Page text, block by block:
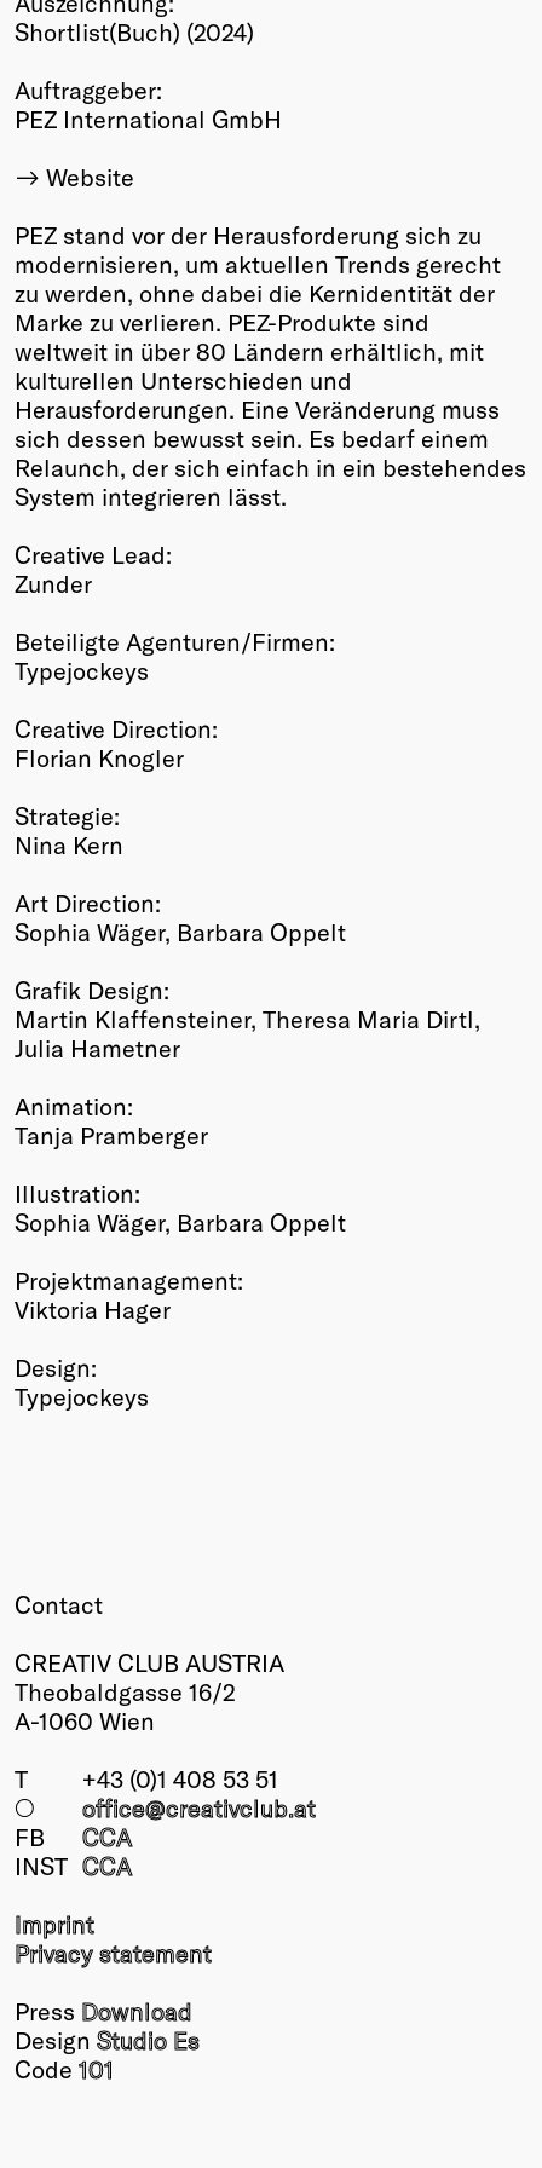
Winners
Past
Annual
Shortlist(Buch) (2024)
Auftraggeber:
PEZ International GmbH
Website
PEZ stand vor der Herausforderung sich zu
modernisieren, um aktuellen Trends gerecht
zu werden, ohne dabei die Kernidentität der
Marke zu verlieren. PEZ-Produkte sind
weltweit in über 80 Ländern erhältlich, mit
kulturellen Unterschieden und
Herausforderungen. Eine Veränderung muss
sich dessen bewusst sein. Es bedarf einem
Relaunch, der sich einfach in ein bestehendes
System integrieren lässt.
Creative Lead:
Zunder
Beteiligte Agenturen/Firmen:
Typejockeys
Creative Direction:
Florian Knogler
Strategie:
Nina Kern
Art Direction:
Sophia Wäger, Barbara Oppelt
Grafik Design:
Martin Klaffensteiner, Theresa Maria Dirtl,
Julia Hametner
Animation:
Tanja Pramberger
Illustration:
Sophia Wäger, Barbara Oppelt
Projektmanagement:
Viktoria Hager
Design:
Typejockeys
Contact
CREATIV CLUB AUSTRIA
Theobaldgasse 16/2
A-1060 Wien
T
+43 (0)1 408 53 51
○
office@creativclub.at
FB
CCA
INST CCA
Imprint
Privacy statement
Press Download
Design Studio Es
Code 101